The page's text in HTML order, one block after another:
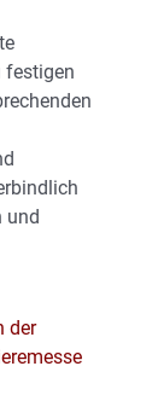
festigen
und
der